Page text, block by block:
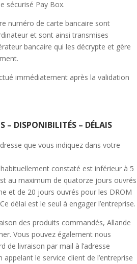
sécurisé Pay Box.
numéro de carte bancaire sont
et sont ainsi transmises
bancaire qui les décrypte et gère
immédiatement après la validation
– DISPONIBILITÉS – DÉLAIS
que vous indiquez dans votre
constaté est inférieur à 5
au maximum de quatorze jours ouvrés
et de 20 jours ouvrés pour les DROM
délai est le seul à engager l’entreprise.
des produits commandés, Allande
Vous pouvez également nous
de livraison par mail à l’adresse
appelant le service client de l’entreprise